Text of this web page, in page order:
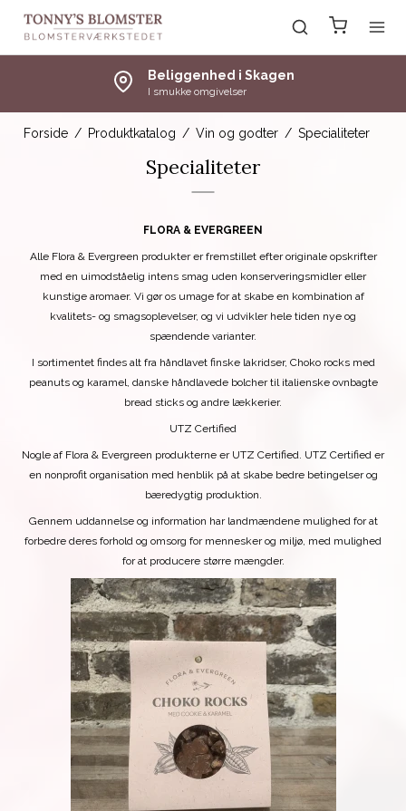
Beliggenhed i Skagen
I smukke omgivelser
Forside / Produktkatalog / Vin og godter / Specialiteter
Specialiteter
FLORA & EVERGREEN
Alle Flora & Evergreen produkter er fremstillet efter originale opskrifter
med en uimodståelig intens smag uden konserveringsmidler eller
kunstige aromaer. Vi gør os umage for at skabe en kombination af
kvalitets- og smagsoplevelser, og vi udvikler hele tiden nye og
spændende varianter.
I sortimentet findes alt fra håndlavet finske lakridser, Choko rocks med
peanuts og karamel, danske håndlavede bolcher til italienske ovnbagte
bread sticks og andre lækkerier.
UTZ Certified
Nogle af Flora & Evergreen produkterne er UTZ Certified. UTZ Certified er
en nonprofit organisation med henblik på at skabe bedre betingelser og
bæredygtig produktion.
Gennem uddannelse og information har landmændene mulighed for at
forbedre deres forhold og omsorg for mennesker og miljø, med mulighed
for at producere større mængder.